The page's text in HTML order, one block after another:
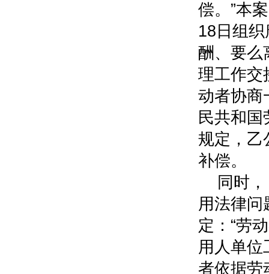
偿。”本
18日组
酬、要么
理工作交
动者协商
民共和国
规定，乙
补偿。
同时
用法律问
定：“劳
用人单位
者依据劳